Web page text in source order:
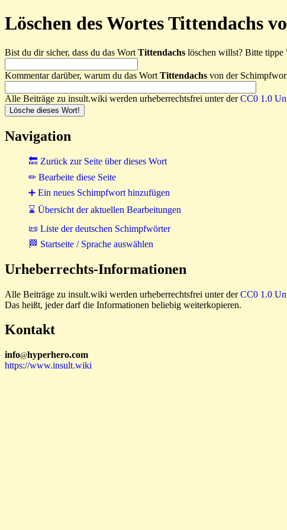
Löschen des Wortes Tittendachs
Bist du dir sicher, dass du das Wort Tittendachs löschen willst? Bitte tippe
Kommentar darüber, warum du das Wort Tittendachs von der
Alle Beiträge zu insult.wiki werden urheberrechtsfrei unter derCC0 1.0
Navigation
🔙 Zurück zur Seite über dieses Wort
✏ Bearbeite diese Seite
➕ Ein neues Schimpfwort hinzufügen
⌛ Übersicht der aktuellen Bearbeitungen
📜 Liste der deutschen Schimpfwörter
🏁 Startseite / Sprache auswählen
Urheberrechts-Informationen
Alle Beiträge zu insult.wiki werden urheberrechtsfrei unter derCC0 1.0
Das heißt, jeder darf die Informationen beliebig weiterkopieren.
Kontakt
info@hyperhero.com
https://www.insult.wiki